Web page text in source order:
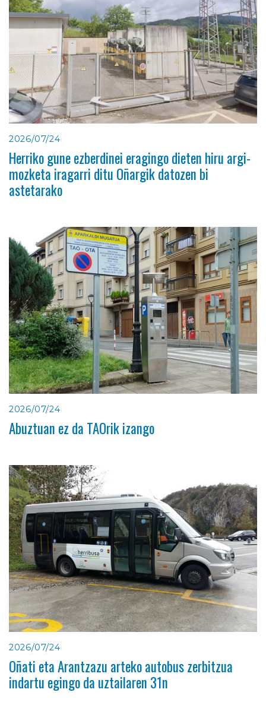
2026/07/24
Herriko gune ezberdinei eragingo dieten hiru argi-
mozketa iragarri ditu Oñargik datozen bi
astetarako
2026/07/24
Abuztuan ez da TAOrik izango
2026/07/24
Oñati eta Arantzazu arteko autobus zerbitzua
indartu egingo da uztailaren 31n